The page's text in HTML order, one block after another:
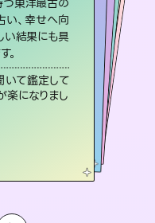
い、幸せへ向
い結果にも具
。
て鑑定して
楽になりまし
て導きます。
てくれる所や濁
毎回自分の気
代 男性）
バイスします。
間関係、本心など
びっくり。対策が
ます（40代）
らこそできる鑑定で、より良い未来をサポートします。
ーでした。しかもこち
いのに視えていらっ
です（30代女性）
中でも特に「曖昧な関
意としており、友達以上
手との今後や本音を丁
成就へと導きます。
ー
てアドバイス通りに行
してきました。ありが
（40代 女性）
カードを使って「今」と
「気になるあの人の気持
読み解き、恋や人生のヒ
き出します。
ー
嘘みたいに晴れまし
いらっしゃるんだなと
代 女性）